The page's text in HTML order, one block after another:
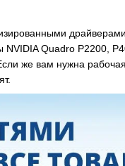
Quadro P2200,
же вам нужна